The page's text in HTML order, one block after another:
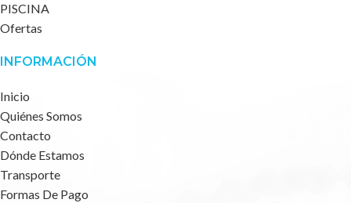
PISCINA
Ofertas
INFORMACIÓN
Inicio
Quiénes Somos
Contacto
Dónde Estamos
Transporte
Formas De Pago